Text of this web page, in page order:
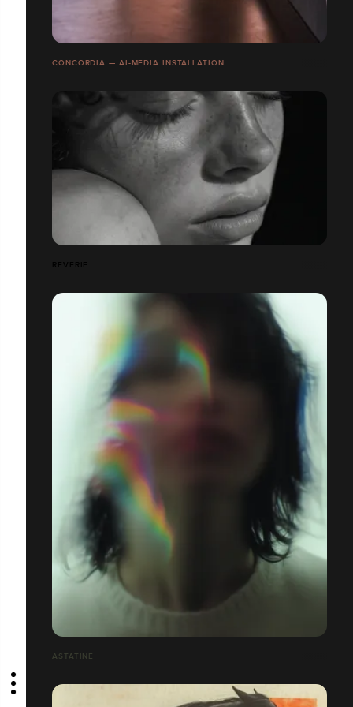
CONCORDIA — AI-MEDIA INSTALLATION
REVERIE
ASTATINE